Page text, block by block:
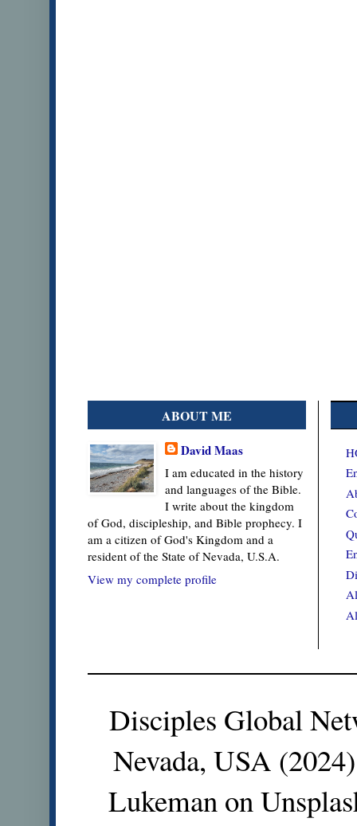
ABOUT ME
David Maas
I am educated in the history
and languages of the Bible.
I write about the kingdom
of God, discipleship, and Bible prophecy. I
am a citizen of God's Kingdom and a
resident of the State of Nevada, U.S.A.
View my complete profile
Disciples Global
Nevada, USA
Lukeman on